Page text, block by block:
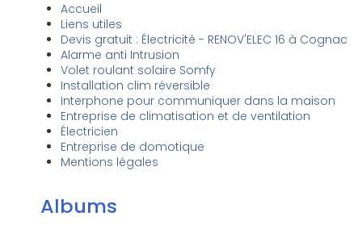
Accueil
Liens utiles
Devis gratuit : Électricité - RENOV'ELEC 16 à Cognac
Alarme anti Intrusion
Volet roulant solaire Somfy
Installation clim réversible
Interphone pour communiquer dans la maison
Entreprise de climatisation et de ventilation
Électricien
Entreprise de domotique
Mentions légales
Albums